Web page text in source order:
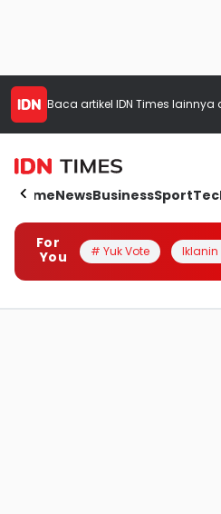
Baca artikel IDN Times lainnya
HomeNewsBusinessSport
For
You
# Yuk Vote Iklanin